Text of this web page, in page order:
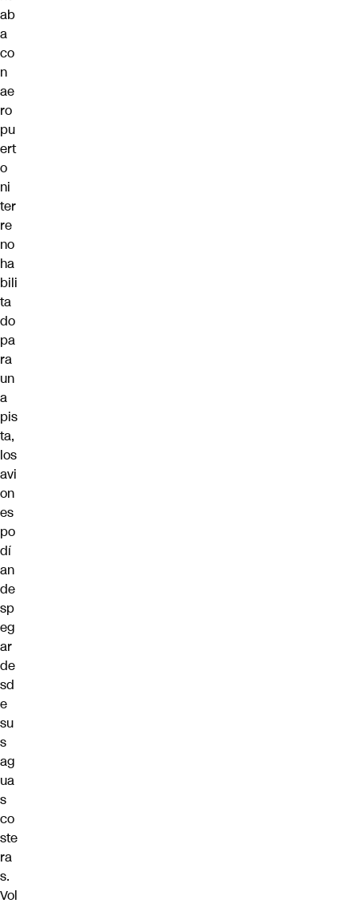
ab
a
co
n
ae
ro
pu
ert
o
ni
ter
re
no
ha
bili
ta
do
pa
ra
un
a
pis
ta,
los
avi
on
es
po
dí
an
de
sp
eg
ar
de
sd
e
su
s
ag
ua
s
co
ste
ra
s.
Vol